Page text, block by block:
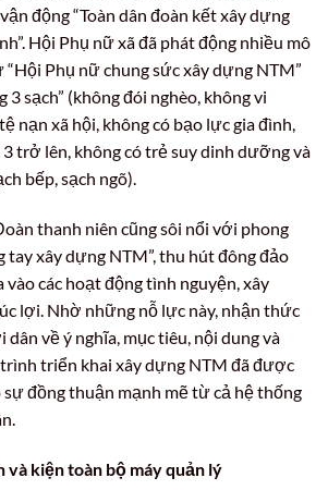
động “Toàn dân đoàn kết xây dựng
Hội Phụ nữ xã đã phát động nhiều mô
Phụ nữ chung sức xây dựng NTM”
3 sạch” (không đói nghèo, không vi
nạn xã hội, không có bạo lực gia đình,
trở lên, không có trẻ suy dinh dưỡng và
bếp, sạch ngõ).
thanh niên cũng sôi nổi với phong
tay xây dựng NTM”, thu hút đông đảo
vào các hoạt động tình nguyện, xây
lợi. Nhờ những nỗ lực này, nhận thức
về ý nghĩa, mục tiêu, nội dung và
triển khai xây dựng NTM đã được
sự đồng thuận mạnh mẽ từ cả hệ thống
và kiện toàn bộ máy quản lý